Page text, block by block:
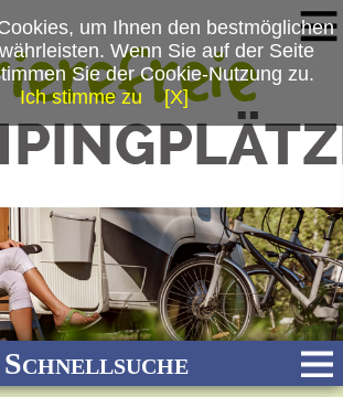
Schnellsuche
um Ihnen den bestmöglichen
Wenn Sie auf der Seite
Sie der Cookie-Nutzung zu.
Ich stimme zu
[X]